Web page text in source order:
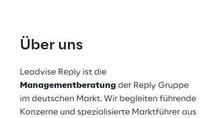
Über uns
Leadvise Reply ist die
Managementberatung der Reply Gruppe
im deutschen Markt. Wir begleiten führende
Konzerne und spezialisierte Marktführer aus